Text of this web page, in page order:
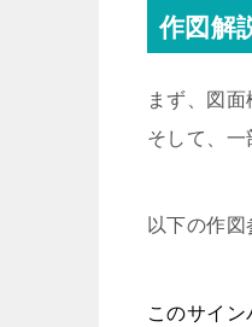
作図解
まず、図
そして、一
以下の作
このサイ